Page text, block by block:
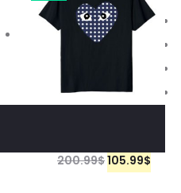
200.99$105.99$